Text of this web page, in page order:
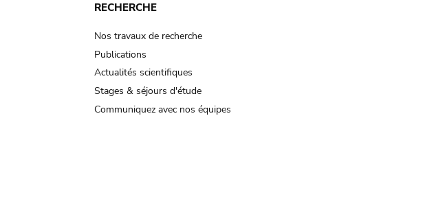
RECHERCHE
Nos travaux de recherche
Publications
Actualités scientifiques
Stages & séjours d'étude
Communiquez avec nos équipes